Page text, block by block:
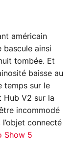
américain
bascule ainsi
tombée. Et
baisse au
temps sur le
Hub V2 sur la
incommodé
connecté
Show 5